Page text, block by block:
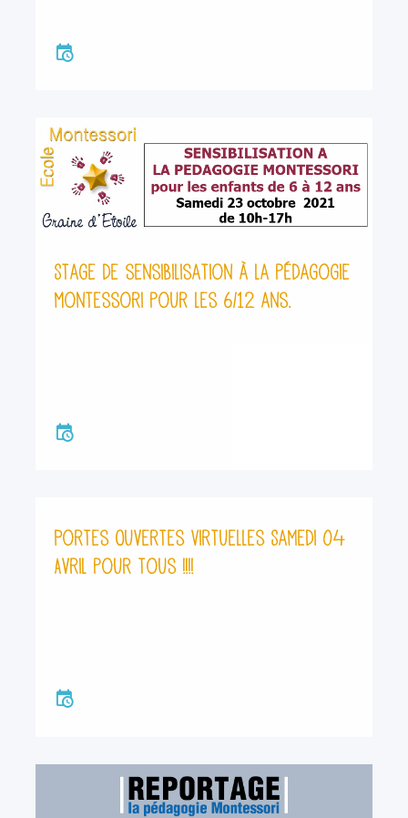
Stage de sensibilisation à la pédagogie
Montessori pour les 6/12 ans.
Portes Ouvertes Virtuelles Samedi 04
Avril pour tous !!!!